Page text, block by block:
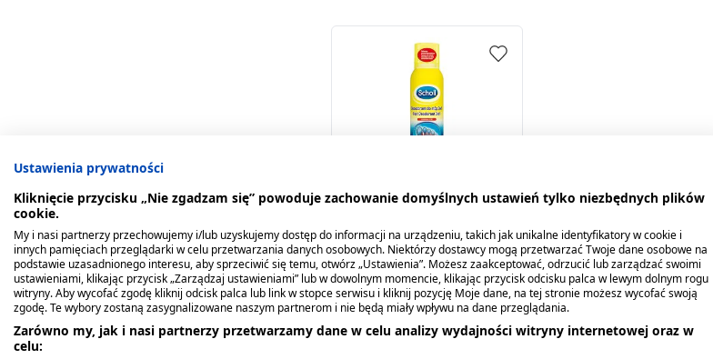
stóp 3w1, 150 ml
22,29 zł
Ustawienia prywatności
Kliknięcie przycisku „Nie zgadzam się” powoduje zachowanie domyślnych ustawień tylko niezbędnych plików
cookie.
My i nasi partnerzy przechowujemy i/lub uzyskujemy dostęp do informacji na urządzeniu, takich jak unikalne identyfikatory w cookie i
innych pamięciach przeglądarki w celu przetwarzania danych osobowych. Niektórzy dostawcy mogą przetwarzać Twoje dane osobowe na
podstawie uzasadnionego interesu, aby sprzeciwić się temu, otwórz „Ustawienia”. Możesz zaakceptować, odrzucić lub zarządzać swoimi
ustawieniami, klikając przycisk „Zarządzaj ustawieniami” lub w dowolnym momencie, klikając przycisk odcisku palca w lewym dolnym rogu
witryny. Aby wycofać zgodę kliknij odcisk palca lub link w stopce serwisu i kliknij pozycję Moje dane, na tej stronie możesz wycofać swoją
zgodę. Te wybory zostaną zasygnalizowane naszym partnerom i nie będą miały wpływu na dane przeglądania.
Zarówno my, jak i nasi partnerzy przetwarzamy dane w celu analizy wydajności witryny internetowej oraz w
celu: